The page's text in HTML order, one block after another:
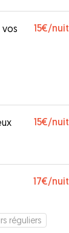
15€/nuit
15€/nuit
17€/nuit
réguliers